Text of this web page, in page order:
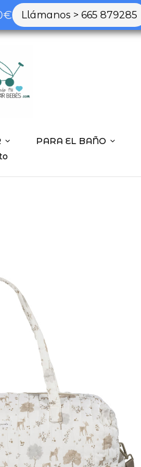
Llámanos > 665 879285
PARA EL BAÑO